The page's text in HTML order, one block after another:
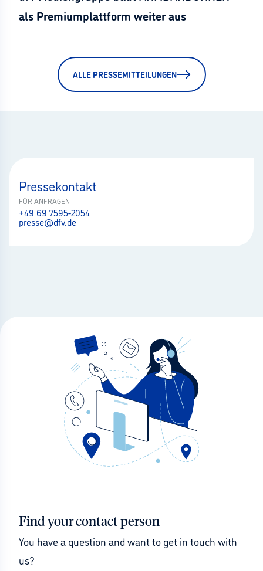
als Premiumplattform weiter aus
ALLE PRESSEMITTEILUNGEN
Pressekontakt
FÜR ANFRAGEN
+49 69 7595-2054
presse@dfv.de
Find your contact person
You have a question and want to get in touch with
us?